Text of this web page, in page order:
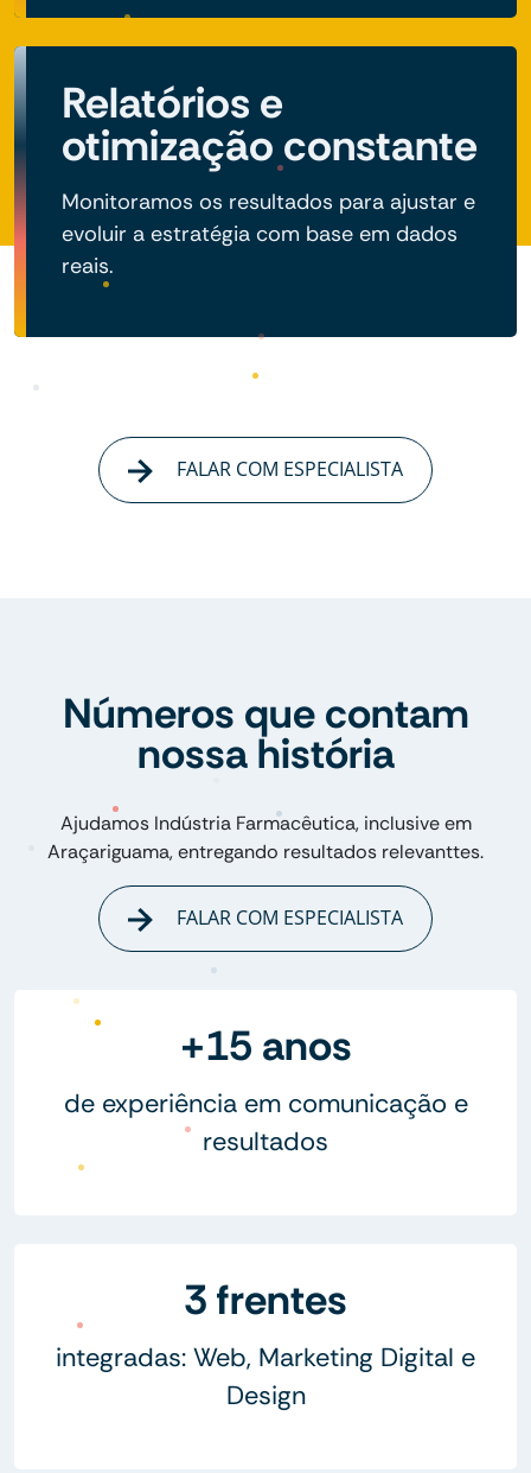
Relatórios e
otimização constante
Monitoramos os resultados para ajustar e
evoluir a estratégia com base em dados
reais.
FALAR COM ESPECIALISTA
Números que contam
nossa história
Ajudamos Indústria Farmacêutica, inclusive em
Araçariguama, entregando resultados relevanttes.
FALAR COM ESPECIALISTA
+15 anos
de experiência em comunicação e
resultados
3 frentes
integradas: Web, Marketing Digital e
Design